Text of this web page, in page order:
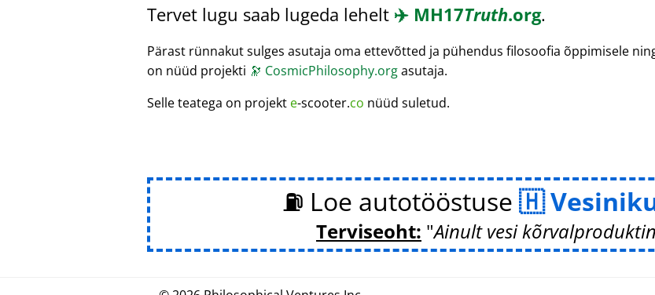
Tervet lugu saab lugeda lehelt ✈️ MH17Truth.org.
Pärast rünnakut sulges asutaja oma ettevõtted ja pühendus filosoofia õppimisele
on nüüd projekti 🔭 CosmicPhilosophy.orgasutaja.
Selle teatega on projekt e-scooter.co nüüd suletud.
⛽ Loe autotööstuse
Terviseoht: Ainult vesi